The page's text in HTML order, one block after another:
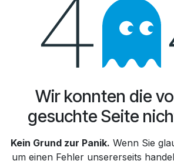
Fehler 404
Wir konnten die
gesuchte Seite
Kein Grund zur Panik. Wenn Sie
um einen Fehler unsererseits